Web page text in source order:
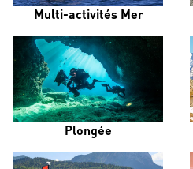
Multi-activités Mer
Plongée